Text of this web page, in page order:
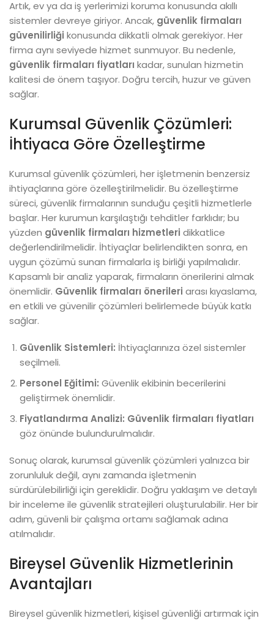
Artık, ev ya da iş yerlerimizi koruma konusunda akıllı
sistemler devreye giriyor. Ancak, güvenlik firmaları
güvenilirliği konusunda dikkatli olmak gerekiyor. Her
firma aynı seviyede hizmet sunmuyor. Bu nedenle,
güvenlik firmaları fiyatları kadar, sunulan hizmetin
kalitesi de önem taşıyor. Doğru tercih, huzur ve güven
sağlar.
Kurumsal Güvenlik Çözümleri:
İhtiyaca Göre Özelleştirme
Kurumsal güvenlik çözümleri, her işletmenin benzersiz
ihtiyaçlarına göre özelleştirilmelidir. Bu özelleştirme
süreci, güvenlik firmalarının sunduğu çeşitli hizmetlerle
başlar. Her kurumun karşılaştığı tehditler farklıdır; bu
yüzden güvenlik firmaları hizmetleri dikkatlice
değerlendirilmelidir. İhtiyaçlar belirlendikten sonra, en
uygun çözümü sunan firmalarla iş birliği yapılmalıdır.
Kapsamlı bir analiz yaparak, firmaların önerilerini almak
önemlidir. Güvenlik firmaları önerileri arası kıyaslama,
en etkili ve güvenilir çözümleri belirlemede büyük katkı
sağlar.
Güvenlik Sistemleri: İhtiyaçlarınıza özel sistemler
seçilmeli.
Personel Eğitimi: Güvenlik ekibinin becerilerini
geliştirmek önemlidir.
Fiyatlandırma Analizi: Güvenlik firmaları fiyatları
göz önünde bulundurulmalıdır.
Sonuç olarak, kurumsal güvenlik çözümleri yalnızca bir
zorunluluk değil, aynı zamanda işletmenin
sürdürülebilirliği için gereklidir. Doğru yaklaşım ve detaylı
bir inceleme ile güvenlik stratejileri oluşturulabilir. Her bir
adım, güvenli bir çalışma ortamı sağlamak adına
atılmalıdır.
Bireysel Güvenlik Hizmetlerinin
Avantajları
Bireysel güvenlik hizmetleri, kişisel güvenliği artırmak için